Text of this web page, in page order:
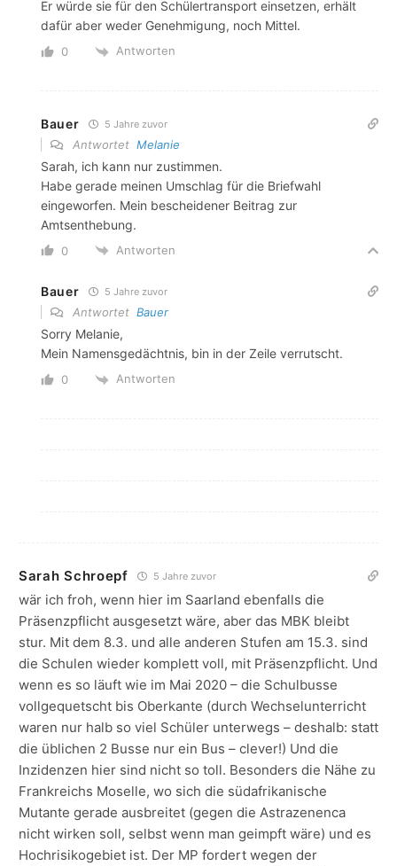
Er würde sie für den Schülertransport einsetzen, erhält
dafür aber weder Genehmigung, noch Mittel.
0 Antworten
Bauer 5 Jahre zuvor
Antwortet Melanie
Sarah, ich kann nur zustimmen.
Habe gerade meinen Umschlag für die Briefwahl
eingeworfen. Mein bescheidener Beitrag zur
Amtsenthebung.
0 Antworten
Bauer 5 Jahre zuvor
Antwortet Bauer
Sorry Melanie,
Mein Namensgedächtnis, bin in der Zeile verrutscht.
0 Antworten
Sarah Schroepf 5 Jahre zuvor
wär ich froh, wenn hier im Saarland ebenfalls die
Präsenzpflicht ausgesetzt wäre, aber das MBK bleibt
stur. Mit dem 8.3. und alle anderen Stufen am 15.3. sind
die Schulen wieder komplett voll, mit Präsenzpflicht. Und
wenn es so läuft wie im Mai 2020 – die Schulbusse
vollgequetscht bis Oberkante (durch Wechselunterricht
waren nur halb so viel Schüler unterwegs – deshalb: statt
die üblichen 2 Busse nur ein Bus – clever!) Und die
Inzidenzen hier sind nicht so toll. Besonders die Nähe zu
Frankreichs Moselle, wo sich die südafrikanische
Mutante gerade ausbreitet (gegen die Astrazenenca
nicht wirken soll, selbst wenn man geimpft wäre) und es
Hochrisikogebiet ist. Der MP fordert wegen der